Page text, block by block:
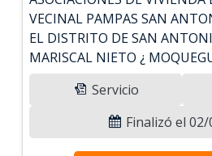
VECINAL PAMPAS SAN
EL DISTRITO DE SAN
MARISCAL NIETO ¿
Servicio
Finalizó el